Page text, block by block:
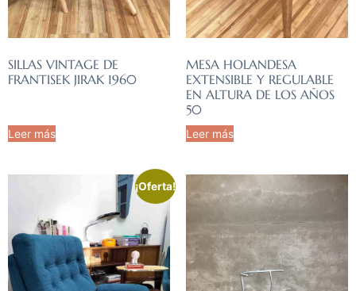
SILLAS VINTAGE DE
FRANTISEK JIRAK 1960
Leer más
MESA HOLANDESA
EXTENSIBLE Y REGULABLE
EN ALTURA DE LOS AÑOS
50
Leer más
¡Oferta!